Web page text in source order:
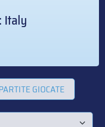
Italy
GIOCATE